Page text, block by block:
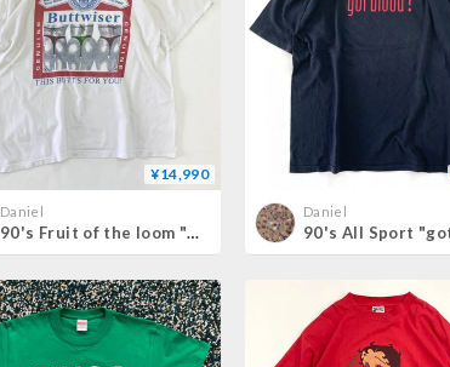
¥14,990
Daniel
90's Fruit of the loom "Buttwiser" 両面 プリント Tシャツ XLサイズ
Daniel